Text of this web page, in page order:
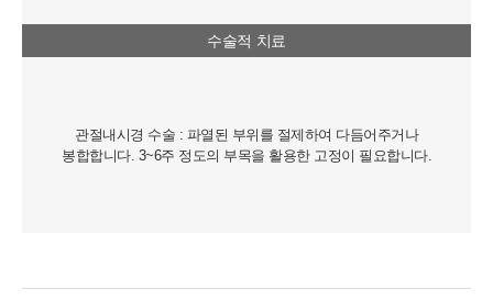
수술적 치료
관절내시경 수술 : 파열된 부위를 절제하여 다듬어주거나
봉합합니다. 3~6주 정도의 부목을 활용한 고정이 필요합니다.